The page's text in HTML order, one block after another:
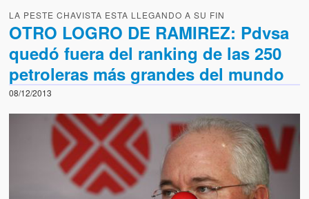
LA PESTE CHAVISTA ESTA LLEGANDO A SU FIN
OTRO LOGRO DE RAMIREZ: Pdvsa
quedó fuera del ranking de las 250
petroleras más grandes del mundo
08/12/2013